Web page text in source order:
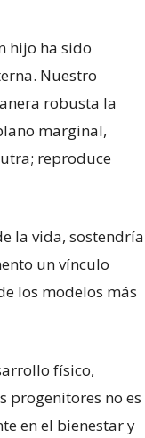
hijo ha sido
Nuestro
robusta la
marginal,
reproduce
la vida, sostendría
un vínculo
los modelos más
físico,
progenitores no es
en el bienestar y